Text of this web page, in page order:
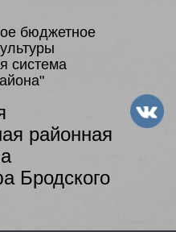
бюджетное
система
районная
Бродского